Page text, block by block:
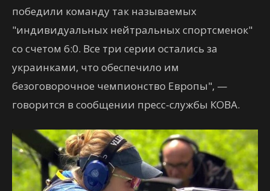
победили команду так называемых
"индивидуальных нейтральных спортсменок"
со счетом 6:0. Все три серии остались за
украинками, что обеспечило им
безоговорочное чемпионство Европы", —
говорится в сообщении пресс-службы КОВА.